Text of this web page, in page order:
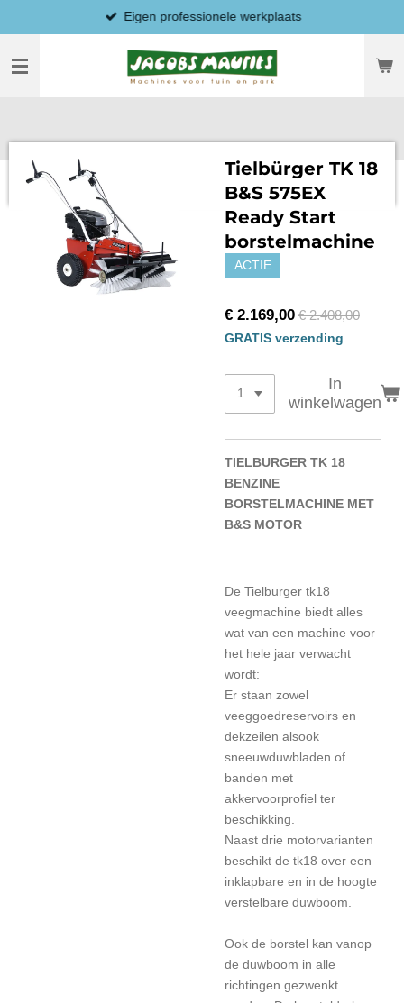
direct
naar
hoofdinhoud
Eigen professionele werkplaats
Tielbürger TK 18
B&S 575EX
Ready Start
borstelmachine
ACTIE
€ 2.169,00 € 2.408,00
GRATIS verzending
In
winkelwagen
TIELBURGER TK 18
BENZINE
BORSTELMACHINE MET
B&S MOTOR
De Tielburger tk18
veegmachine biedt alles
wat van een machine voor
het hele jaar verwacht
wordt:
Er staan zowel
veeggoedreservoirs en
dekzeilen alsook
sneeuwduwbladen of
banden met
akkervoorprofiel ter
beschikking.
Naast drie motorvarianten
beschikt de tk18 over een
inklapbare en in de hoogte
verstelbare duwboom.
Ook de borstel kan vanop
de duwboom in alle
richtingen gezwenkt